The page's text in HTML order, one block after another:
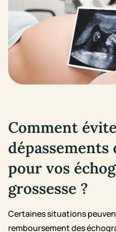
Comment
dépassements
pour vos
grossesse ?
Certaines situations
remboursement des